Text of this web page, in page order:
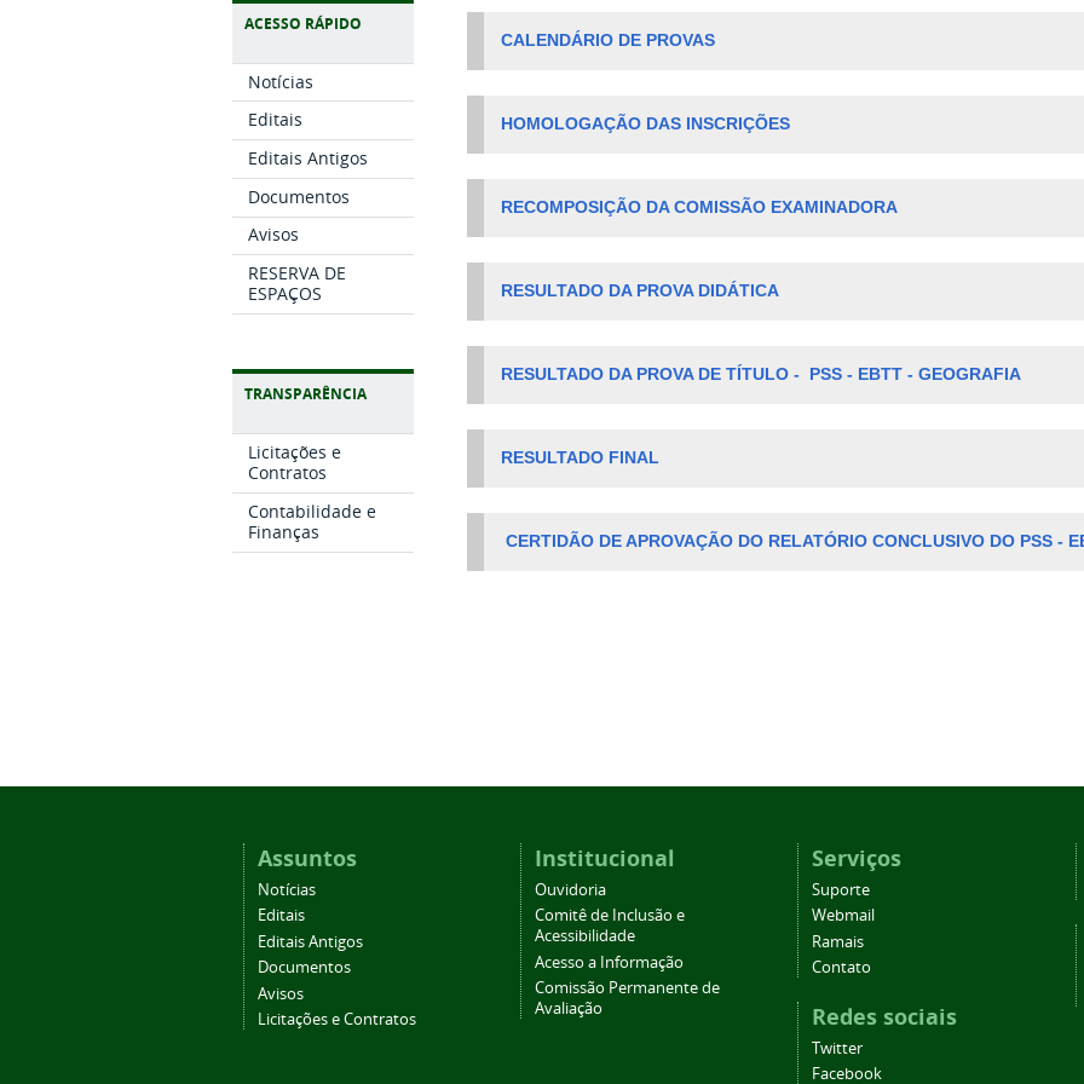
ACESSO RÁPIDO
Notícias
Editais
Editais Antigos
Documentos
Avisos
RESERVA DE
ESPAÇOS
TRANSPARÊNCIA
Licitações e
Contratos
Contabilidade e
Finanças
CALENDÁRIO DE PROVAS
HOMOLOGAÇÃO DAS INSCRIÇÕES
RECOMPOSIÇÃO DA COMISSÃO EXAMINADORA
RESULTADO DA PROVA DIDÁTICA
RESULTADO DA PROVA DE TÍTULO - PSS - EBTT - GEOGRAFIA
RESULTADO FINAL
CERTIDÃO DE APROVAÇÃO DO RELATÓRIO CONCLUSIVO DO PSS -
Assuntos
Notícias
Editais
Editais Antigos
Documentos
Avisos
Licitações e Contratos
Institucional
Ouvidoria
Comitê de Inclusão e
Acessibilidade
Acesso a Informação
Comissão Permanente de
Avaliação
Serviços
Suporte
Webmail
Ramais
Contato
Redes sociais
Twitter
Facebook